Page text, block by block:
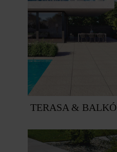
TERASA &